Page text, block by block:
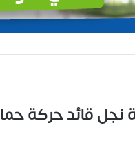
نجل قائد حركة